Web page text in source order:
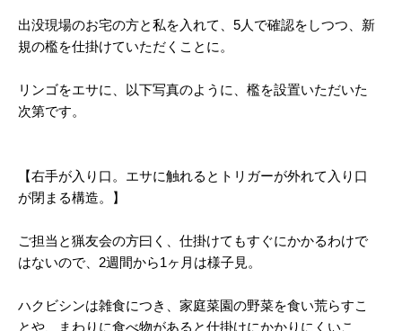
出没現場のお宅の方と私を入れて、5人で確認をしつつ、新
規の檻を仕掛けていただくことに。
リンゴをエサに、以下写真のように、檻を設置いただいた
次第です。
【右手が入り口。エサに触れるとトリガーが外れて入り口
が閉まる構造。】
ご担当と猟友会の方曰く、仕掛けてもすぐにかかるわけで
はないので、2週間から1ヶ月は様子見。
ハクビシンは雑食につき、家庭菜園の野菜を食い荒らすこ
とや、まわりに食べ物があると仕掛けにかかりにくいこ